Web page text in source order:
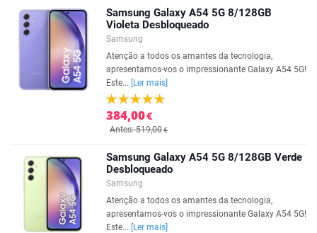
Samsung Galaxy A54 5G 8/128GB
Violeta Desbloqueado
Samsung
Atenção a todos os amantes da tecnologia,
apresentamos-vos o impressionante Galaxy A54 5G!
Este...
[Ler mais]
384,00€
Antes: 519,00€
Samsung Galaxy A54 5G 8/128GB Verde
Desbloqueado
Samsung
Atenção a todos os amantes da tecnologia,
apresentamos-vos o impressionante Galaxy A54 5G!
Este...
[Ler mais]